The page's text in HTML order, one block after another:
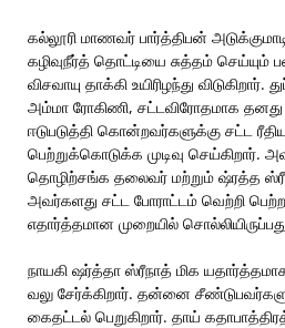
கல்லூரி மாணவர் பார்த்திபன் அடுக்குமாடி
கழிவுநீர்த் தொட்டியை சுத்தம் செய்யும்
விசவாயு தாக்கி உயிரிழந்து விடுகிறார்.
அம்மா ரோகிணி, சட்டவிரோதமாக
ஈடுபடுத்தி கொன்றவர்களுக்கு சட்ட
பெற்றுக்கொடுக்க முடிவு செய்கிறார்.
தொழிற்சங்க தலைவர் மற்றும் ஷ்ரத்த
அவர்களது சட்ட போராட்டம் வெற்றி
எதார்த்தமான முறையில்
நாயகி ஷர்த்தா ஸ்ரீநாத் மிக யதார்த்தமாக
வலு சேர்க்கிறார். தன்னை
கைதட்டல் பெறுகிறார். தாய்